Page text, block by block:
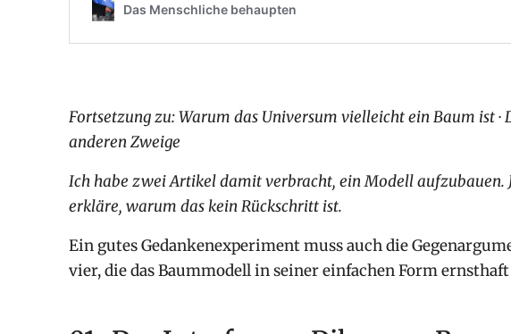
Fortsetzung zu: Warum das Universum vielleicht ein Baum ist
anderen Zweige
Ich habe zwei Artikel damit verbracht, ein Modell
erkläre, warum das kein Rückschritt ist.
Ein gutes Gedankenexperiment muss auch die
vier, die das Baummodell in seiner einfachen Form